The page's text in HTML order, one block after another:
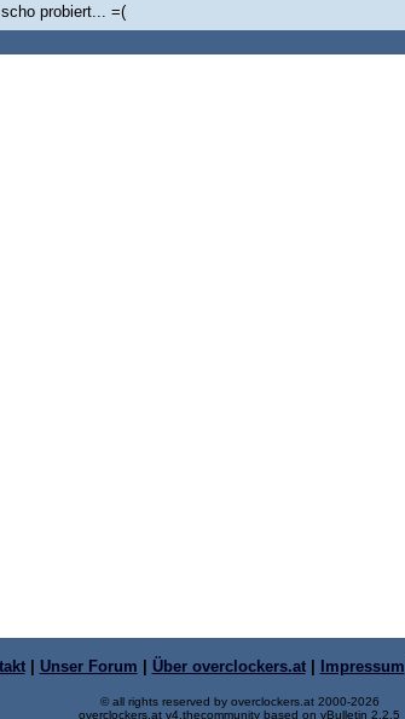
probiert... =(
| Unser Forum | Über overclockers.at| Impressum
© all rights reserved by overclockers.at 2000-2026
overclockers.at v4.thecommunity based on vBulletin 2.2.5